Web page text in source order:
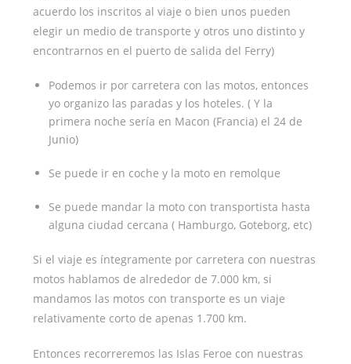
acuerdo los inscritos al viaje o bien unos pueden
elegir un medio de transporte y otros uno distinto y
encontrarnos en el puerto de salida del Ferry)
Podemos ir por carretera con las motos, entonces
yo organizo las paradas y los hoteles. ( Y la
primera noche sería en Macon (Francia) el 24 de
Junio)
Se puede ir en coche y la moto en remolque
Se puede mandar la moto con transportista hasta
alguna ciudad cercana ( Hamburgo, Goteborg, etc)
Si el viaje es íntegramente por carretera con nuestras
motos hablamos de alrededor de 7.000 km, si
mandamos las motos con transporte es un viaje
relativamente corto de apenas 1.700 km.
Entonces recorreremos las Islas Feroe con nuestras